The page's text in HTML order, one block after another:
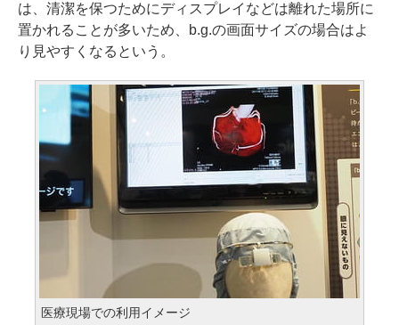
は、清潔を保つためにディスプレイなどは離れた場所に
置かれることが多いため、b.g.の画面サイズの場合はよ
り見やすくなるという。
医療現場での利用イメージ